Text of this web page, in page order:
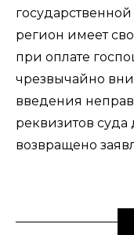
регион имеет
при оплате
чрезвычайно
введения
реквизитов суда
возвращено